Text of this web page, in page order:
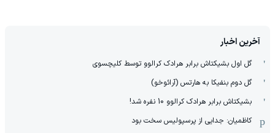
آخرین اخبار
گل اول بشیکتاش برابر هرادک کرالوو توسط کلیچسوی
گل دوم بنفیکا به هارتس (آرائوخو)
بشیکتاش برابر هرادک کرالوو 10 نفره شد!
کاظمیان: جدایی از پرسپولیس سخت بود